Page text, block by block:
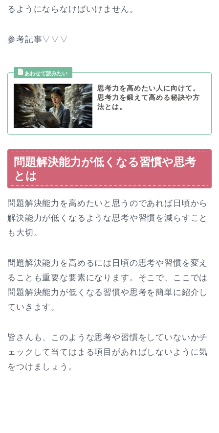
るようにならなけばいけません。
参考記事▽▽▽
思考力を高めたい人に向けて。
思考力を鍛えて高める秘訣や方
法とは。
問題解決能力が低くなる習慣や思考
とは
問題解決能力を高めたいと思うのであれば日頃から
解決能力が低くなるような思考や習慣を減らすこと
も大切。
問題解決能力を高めるには日頃の思考や習慣を変え
ることも重要な要素になります。そこで、ここでは
問題解決能力が低くなる習慣や思考を簡単に紹介し
ていきます。
皆さんも、このような思考や習慣をしていないかチ
ェックして当てはまる項目があればしないように気
をつけましょう。